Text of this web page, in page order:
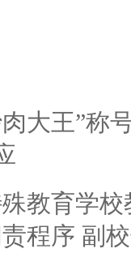
大王”称
教育学
程序 副